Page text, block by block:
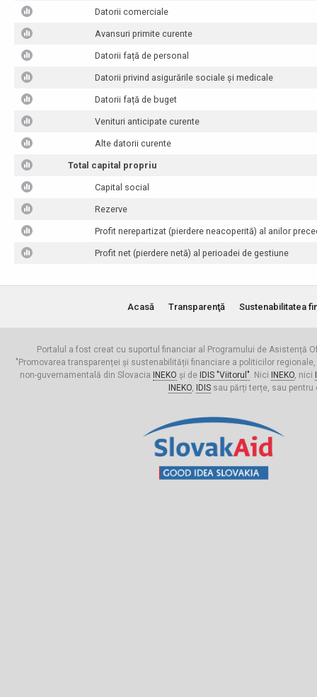
Datorii comerciale
Avansuri primite curente
Datorii față de personal
Datorii privind asigurările sociale și medicale
Datorii față de buget
Venituri anticipate curente
Alte datorii curente
Total capital propriu
Capital social
Rezerve
Profit nerepartizat (pierdere neacoperită) al anilor
Profit net (pierdere netă) al perioadei de gestiune
Acasă Transparenţă Sustenabilitatea
Portalul a fost creat cu suportul financiar al Programului de Asistență
"Promovarea transparenței și sustenabilității financiare a politicilor
non-guvernamentală din Slovacia
INEKO și de IDIS "Viitorul". Nici INEKO, nici
INEKO, IDISsau părți terțe, sau pentru